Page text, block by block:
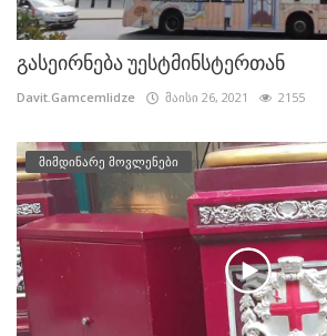
გასეირნება უესტმინსტერთან
Davit.Gamcemlidze მაისი 26, 2021 2155
მიმდინარე მოვლენები